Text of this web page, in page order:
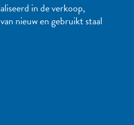
in de verkoop,
nieuw en gebruikt staal